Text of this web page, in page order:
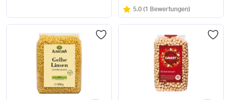
Bewertung:
5.0/5
(1 Bewertungen)